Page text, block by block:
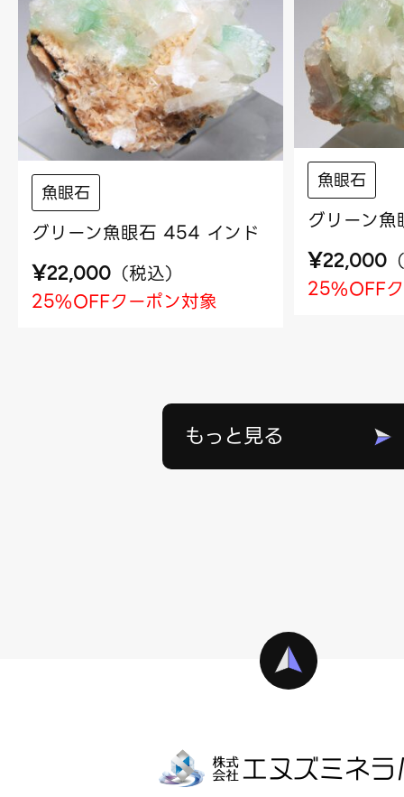
魚眼石
グリーン魚眼石 454 インド
¥22,000 （税込）
25%OFFクーポン対象
魚眼石
グリーン
¥22,000 （
25%OFF
もっと見る